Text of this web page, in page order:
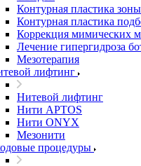
Контурная пластика
Контурная пластика
Коррекция мимических
Лечение гипергидроза
Мезотерапия
лифтинг
Нитевой лифтинг
Нити APTOS
Нити ONYX
Мезонити
процедуры